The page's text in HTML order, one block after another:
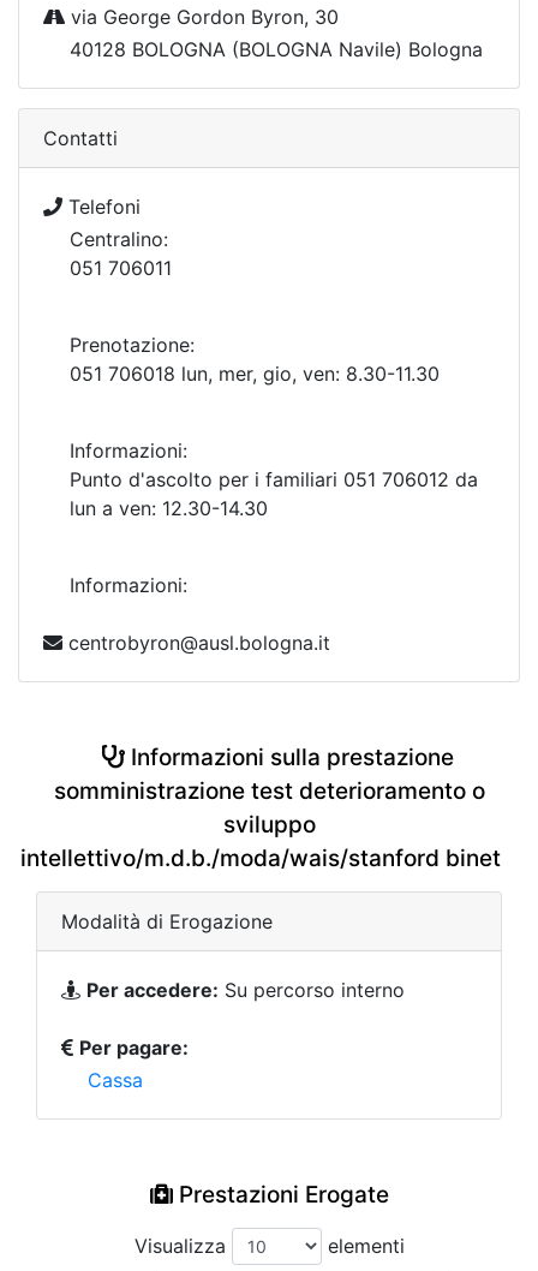
via George Gordon Byron, 30
40128 BOLOGNA (BOLOGNA Navile) Bologna
Contatti
Telefoni
Centralino:
051 706011
Prenotazione:
051 706018 lun, mer, gio, ven: 8.30-11.30
Informazioni:
Punto d'ascolto per i familiari 051 706012 da
lun a ven: 12.30-14.30
Informazioni:
centrobyron@ausl.bologna.it
Informazioni sulla prestazione
somministrazione test deterioramento o
sviluppo
intellettivo/m.d.b./moda/wais/stanford binet
Modalità di Erogazione
Per accedere: Su percorso interno
Per pagare:
Cassa
Prestazioni Erogate
Visualizza
elementi